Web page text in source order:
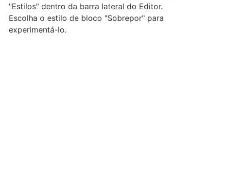
"Estilos" dentro da barra lateral do Editor.
Escolha o estilo de bloco "Sobrepor" para
experimentá-lo.